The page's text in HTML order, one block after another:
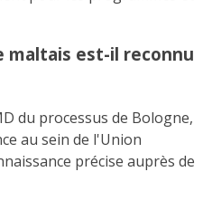
maltais est-il reconnu
du processus de Bologne,
au sein de l'Union
précise auprès de